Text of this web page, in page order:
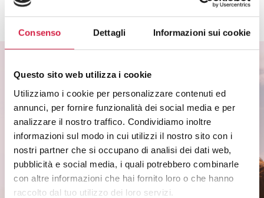
Consenso Dettagli Informazioni sui cookie
Questo sito web utilizza i cookie
Utilizziamo i cookie per personalizzare contenuti ed
annunci, per fornire funzionalità dei social media e per
analizzare il nostro traffico. Condividiamo inoltre
informazioni sul modo in cui utilizzi il nostro sito con i
nostri partner che si occupano di analisi dei dati web,
pubblicità e social media, i quali potrebbero combinarle
con altre informazioni che hai fornito loro o che hanno
raccolto dal tuo utilizzo dei loro servizi.
ISCRIVITI ALLA NEWSLETTER
Scopri come partecipare alle iniziative degli
ospedali Bollino Rosa.
Rimani informato sui temi di salute di
genere.
Non perderti i riconoscimenti agli ospedali e